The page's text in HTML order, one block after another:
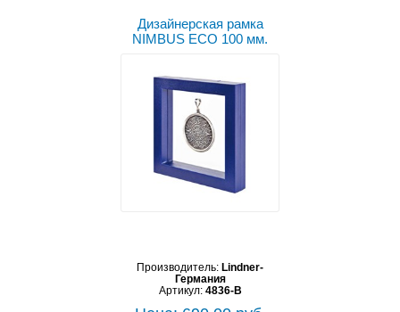
Дизайнерская рамка
NIMBUS ECO 100 мм.
Производитель: Lindner-
Германия
Артикул: 4836-B